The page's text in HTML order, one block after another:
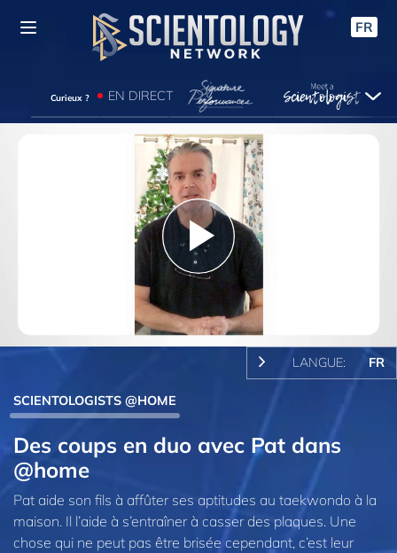
FR
Curieux ? EN DIRECT
Play
Video
LANGUE: FR
SCIENTOLOGISTS @HOME
Des coups en duo avec Pat dans
@home
Pat aide son fils à affûter ses aptitudes au taekwondo à la
maison. Il l’aide à s’entraîner à casser des plaques. Une
chose qui ne peut pas être brisée cependant, c’est leur